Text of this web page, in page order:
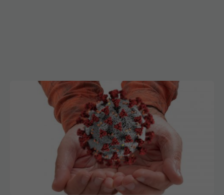
De ce copiii care răcesc mai des sunt mai
protejați de COVID-19. Explicațiile cercetătorilor